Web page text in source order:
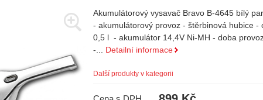
Akumulátorový vysavač Bravo B-4645 bílý
- akumulátorový provoz - štěrbinová hubice -
0,5 l - akumulátor 14,4V Ni-MH - doba
-... Detailní informace
Další produkty v kategorii